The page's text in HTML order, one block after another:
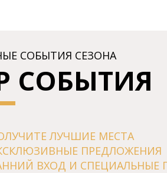
СОБЫТИЯ СЕЗОНА
СОБЫТИЯ
ЛУЧШИЕ МЕСТА
ПРЕДЛОЖЕНИЯ
ВХОД И СПЕЦИАЛЬНЫЕ